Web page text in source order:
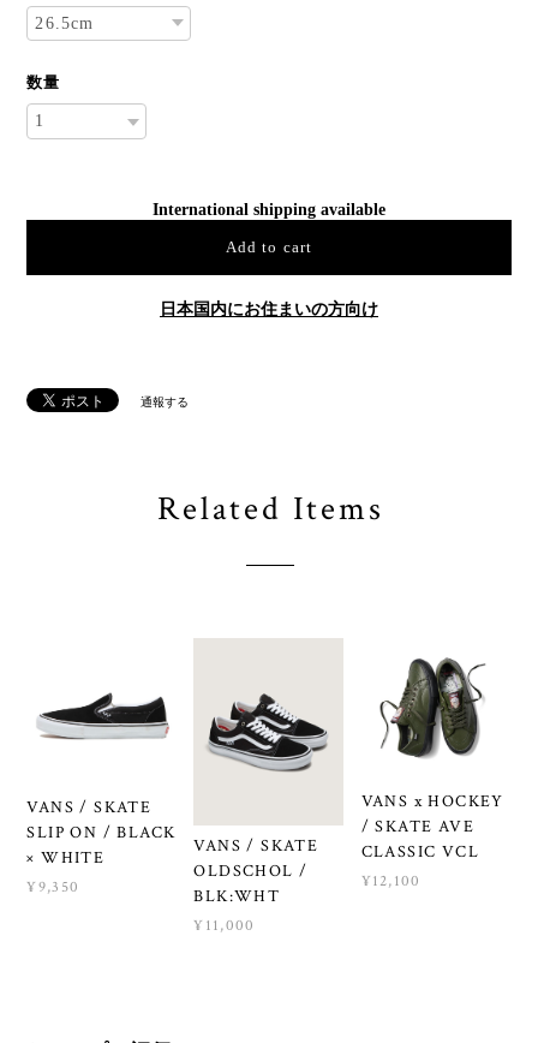
数量
International shipping available
Add to cart
日本国内にお住まいの方向け
通報する
Related Items
VANS / SKATE
SLIP ON / BLACK
× WHITE
¥9,350
VANS / SKATE
OLDSCHOL /
BLK:WHT
¥11,000
VANS x HOCKEY
/ SKATE AVE
CLASSIC VCL
¥12,100